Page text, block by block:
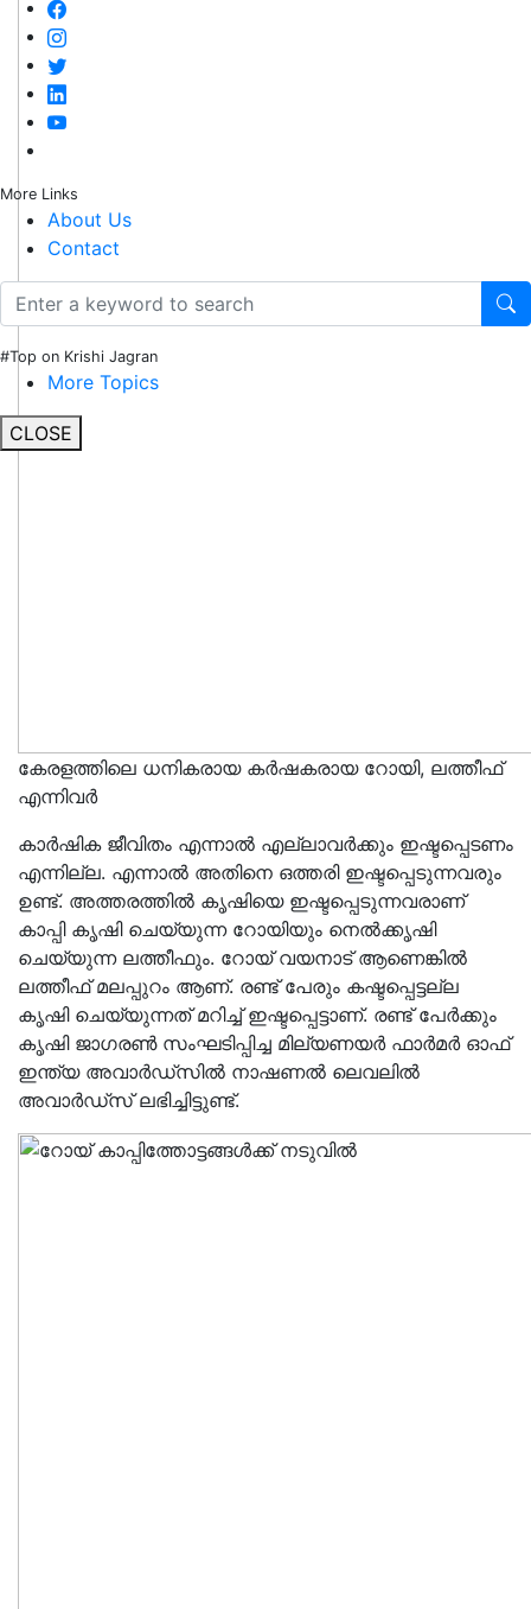
More Links
About Us
Contact
#Top on Krishi Jagran
More Topics
CLOSE
കേരളത്തിലെ ധനികരായ കർഷകരായ റോയി, ലത്തീഫ്
എന്നിവർ
കാർഷിക ജീവിതം എന്നാൽ എല്ലാവർക്കും ഇഷ്ടപ്പെടണം
എന്നില്ല. എന്നാൽ അതിനെ ഒത്തരി ഇഷ്ടപ്പെടുന്നവരും
ഉണ്ട്. അത്തരത്തിൽ കൃഷിയെ ഇഷ്ടപ്പെടുന്നവരാണ്
കാപ്പി കൃഷി ചെയ്യുന്ന റോയിയും നെൽക്കൃഷി
ചെയ്യുന്ന ലത്തീഫും. റോയ് വയനാട് ആണെങ്കിൽ
ലത്തീഫ് മലപ്പുറം ആണ്. രണ്ട് പേരും കഷ്ടപ്പെട്ടല്ല
കൃഷി ചെയ്യുന്നത് മറിച്ച് ഇഷ്ടപ്പെട്ടാണ്. രണ്ട് പേർക്കും
കൃഷി ജാഗരൺ സംഘടിപ്പിച്ച മില്യണയർ ഫാർമർ ഓഫ്
ഇന്ത്യ അവാർഡ്സിൽ നാഷണൽ ലെവലിൽ
അവാർഡ്സ് ലഭിച്ചിട്ടുണ്ട്.